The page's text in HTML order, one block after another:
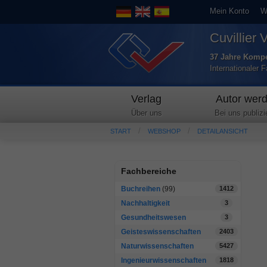
Mein Konto
Cuvillier
37 Jahre
Internationaler
Verlag
Über uns
Autor
Bei uns
START WEBSHOP DETAILANSICHT
Fachbereiche
Buchreihen (99) 1412
Nachhaltigkeit 3
Gesundheitswesen 3
Geisteswissenschaften 2403
Naturwissenschaften 5427
Ingenieurwissenschaften 1818